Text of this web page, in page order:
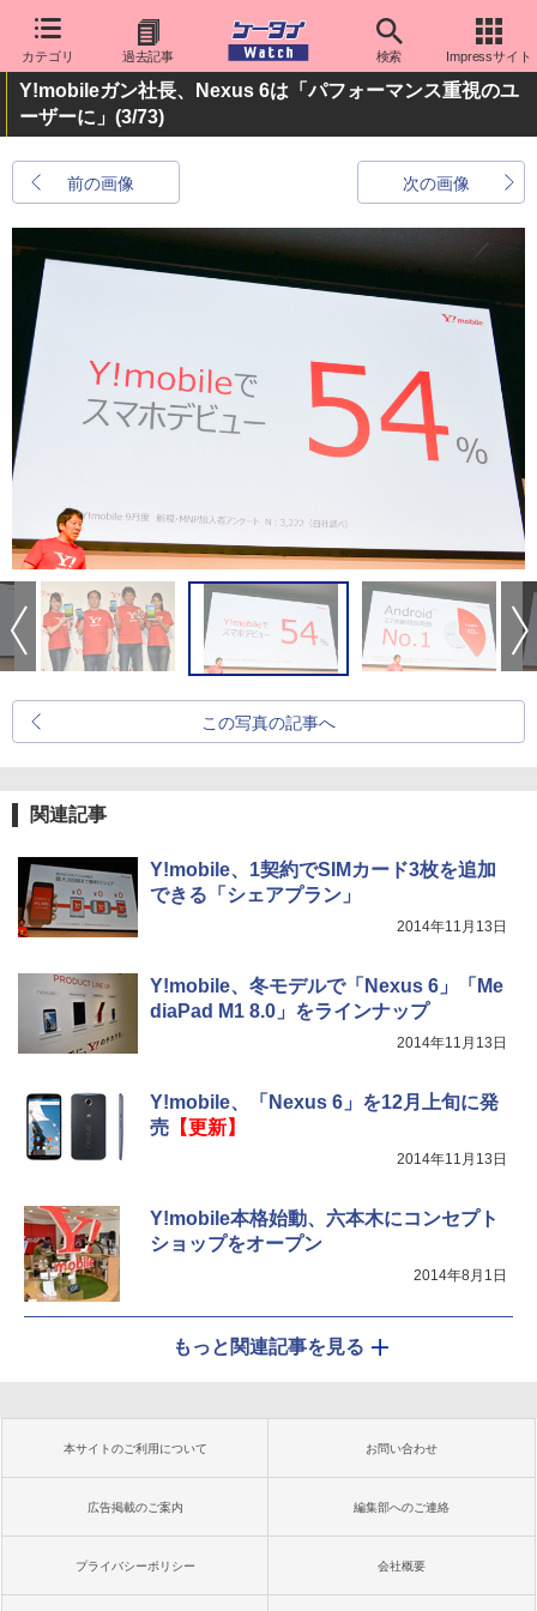
カテゴリ 過去記事 検索 Impressサイト
Y!mobileガン社長、Nexus 6は「パフォーマンス重視のユ
ーザーに」 (3/73)
前の画像 次の画像
この写真の記事へ
関連記事
Y!mobile、1契約でSIMカード3枚を追加
できる「シェアプラン」
2014年11月13日
Y!mobile、冬モデルで「Nexus 6」「Me
diaPad M1 8.0」をラインナップ
2014年11月13日
Y!mobile、「Nexus 6」を12月上旬に発
売【更新】
2014年11月13日
Y!mobile本格始動、六本木にコンセプト
ショップをオープン
2014年8月1日
もっと関連記事を見る
本サイトのご利用について お問い合わせ
広告掲載のご案内 編集部へのご連絡
プライバシーポリシー 会社概要